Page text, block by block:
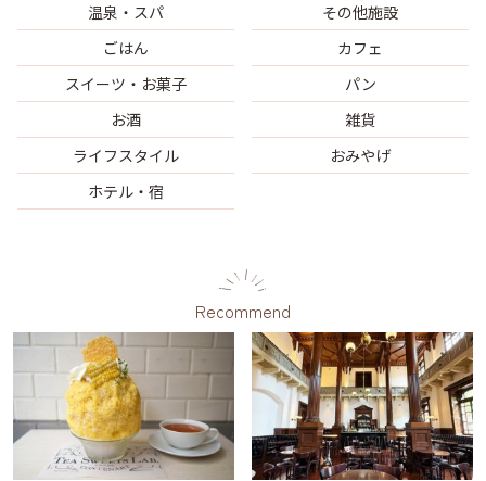
温泉・スパ
その他施設
ごはん
カフェ
スイーツ・お菓子
パン
お酒
雑貨
ライフスタイル
おみやげ
ホテル・宿
Recommend